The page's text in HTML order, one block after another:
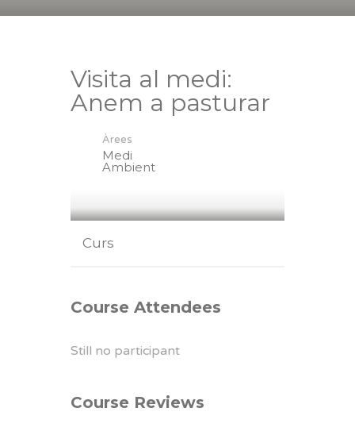
Visita al medi:
Anem a pasturar
Àrees
Medi
Ambient
Curs
Course Attendees
Still no participant
Course Reviews